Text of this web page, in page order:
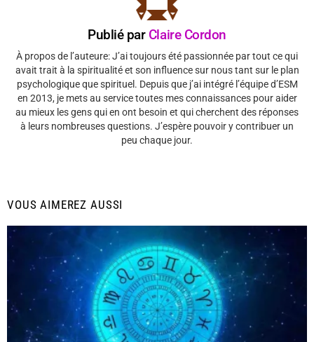
Publié par Claire Cordon
À propos de l’auteure: J’ai toujours été passionnée par tout ce qui
avait trait à la spiritualité et son influence sur nous tant sur le plan
psychologique que spirituel. Depuis que j’ai intégré l’équipe d’ESM
en 2013, je mets au service toutes mes connaissances pour aider
au mieux les gens qui en ont besoin et qui cherchent des réponses
à leurs nombreuses questions. J’espère pouvoir y contribuer un
peu chaque jour.
VOUS AIMEREZ AUSSI